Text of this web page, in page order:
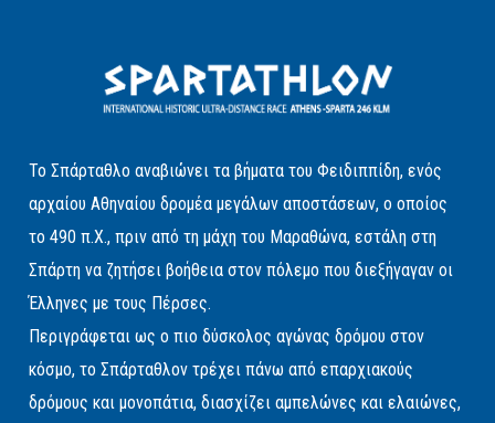
Το Σπάρταθλο αναβιώνει τα βήματα του Φειδιππίδη, ενός
αρχαίου Αθηναίου δρομέα μεγάλων αποστάσεων, ο οποίος
το 490 π.Χ., πριν από τη μάχη του Μαραθώνα, εστάλη στη
Σπάρτη να ζητήσει βοήθεια στον πόλεμο που διεξήγαγαν οι
Έλληνες με τους Πέρσες.
Περιγράφεται ως ο πιο δύσκολος αγώνας δρόμου στον
κόσμο, το Σπάρταθλον τρέχει πάνω από επαρχιακούς
δρόμους και μονοπάτια, διασχίζει αμπελώνες και ελαιώνες,